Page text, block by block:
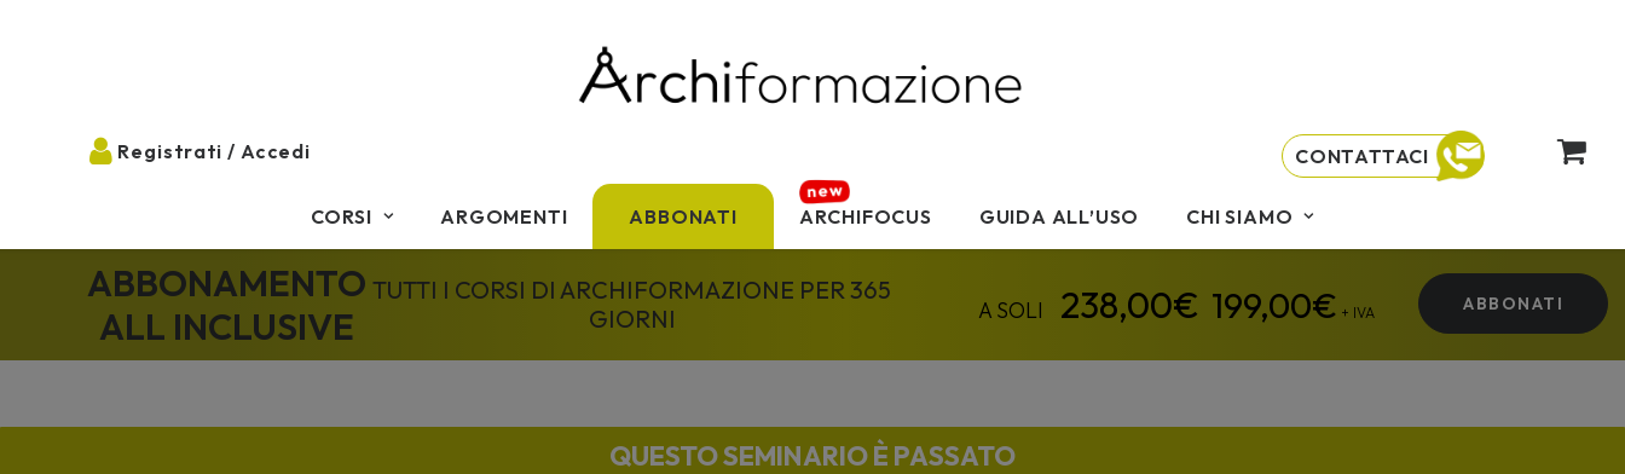
CORSI ARGOMENTI ABBONATI ARCHIFOCUS GUIDA ALL’USO CHI SIAMO
CONTATTACI
ABBONAMENTO
ALL INCLUSIVE
TUTTI I CORSI DI ARCHIFORMAZIONE PER 365
GIORNI
199,00€ + IVA ABBONATI
QUESTO SEMINARIO È PASSATO